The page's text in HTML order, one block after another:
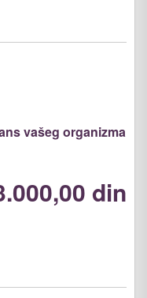
vašeg organizma
din